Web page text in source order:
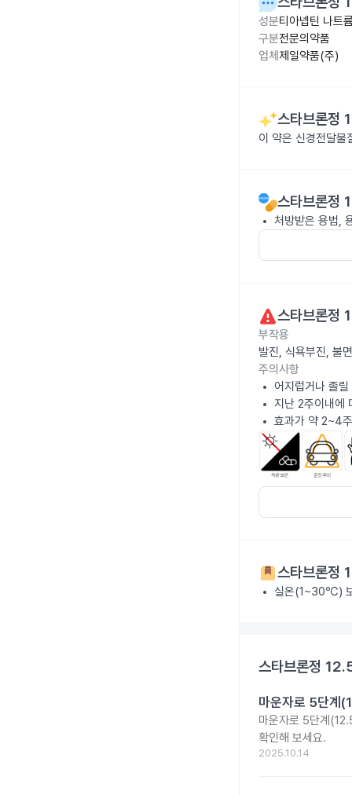
성분티아넵틴 나트
구분전문의약품
업체 제일약품(주)
스타브론정
이 약은 신경전달물
스타브론정
처방받은 용법,
스타브론정
부작용
발진, 식욕부진, 불
주의사항
어지럽거나 졸
지난 2주이내에
효과가 약 2~4
스타브론정
실온(1~30℃)
스타브론정
마운자로 5단계
마운자로 5단계
확인해 보세요.
2025.10.14